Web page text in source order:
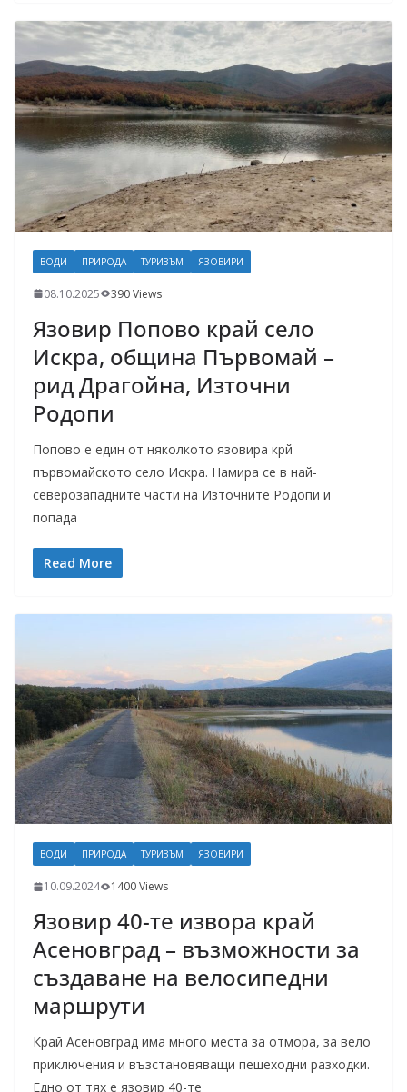
ВОДИ ПРИРОДА ТУРИЗЪМ ЯЗОВИРИ
08.10.2025 390 Views
Язовир Попово край село
Искра, община Първомай –
рид Драгойна, Източни
Родопи
Попово е един от няколкото язовира крй
първомайското село Искра. Намира се в най-
северозападните части на Източните Родопи и
попада
Read More
ВОДИ ПРИРОДА ТУРИЗЪМ ЯЗОВИРИ
10.09.2024 1400 Views
Язовир 40-те извора край
Асеновград – възможности за
създаване на велосипедни
маршрути
Край Асеновград има много места за отмора, за вело
приключения и възстановяващи пешеходни разходки.
Едно от тях е язовир 40-те